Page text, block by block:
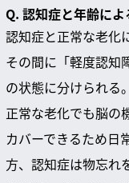
Q. 認知症と年齢に
認知症と正常な老化
その間に「軽度認知
の状態に分けられる。
正常な老化でも脳の
カバーできるため日
方、認知症は物忘れ